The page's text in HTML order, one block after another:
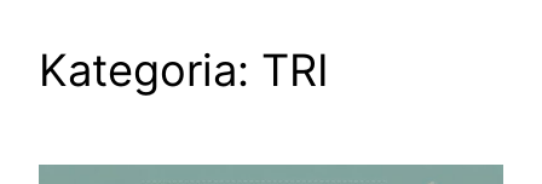
Kategoria: TRI